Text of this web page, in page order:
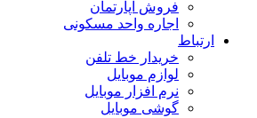
فروش آپارتمان
اجاره واحد مسکونی
ارتباط
خریدار خط تلفن
لوازم موبایل
نرم افزار موبایل
گوشی موبایل